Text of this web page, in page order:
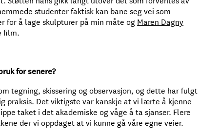
studenter faktisk kan bane seg vei som
for å lage skulpturer på min måte og Maren Dagny
film.
for senere?
tegning, skissering og observasjon, og dette har fulgt
praksis. Det viktigste var kanskje at vi lærte å kjenne
taket i det akademiske og våge å ta sjanser. Flere
der vi oppdaget at vi kunne gå våre egne veier.